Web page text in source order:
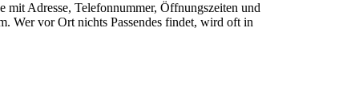
Adresse, Telefonnummer, Öffnungszeiten und
Wer vor Ort nichts Passendes findet, wird oft in